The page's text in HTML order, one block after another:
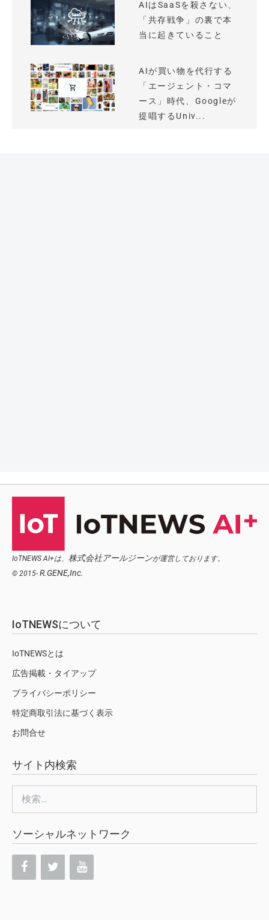
AIはSaaSを殺さない、
「共存戦争」の裏で本
当に起きていること
AIが買い物を代行する
「エージェント・コマ
ース」時代、Googleが
提唱するUniv...
IoTNEWS AI+は、 株式会社アールジーンが運営しております。
© 2015- R.GENE,Inc.
IoTNEWSについて
IoTNEWSとは
広告掲載・タイアップ
プライバシーポリシー
特定商取引法に基づく表示
お問合せ
サイト内検索
索:
ソーシャルネットワーク